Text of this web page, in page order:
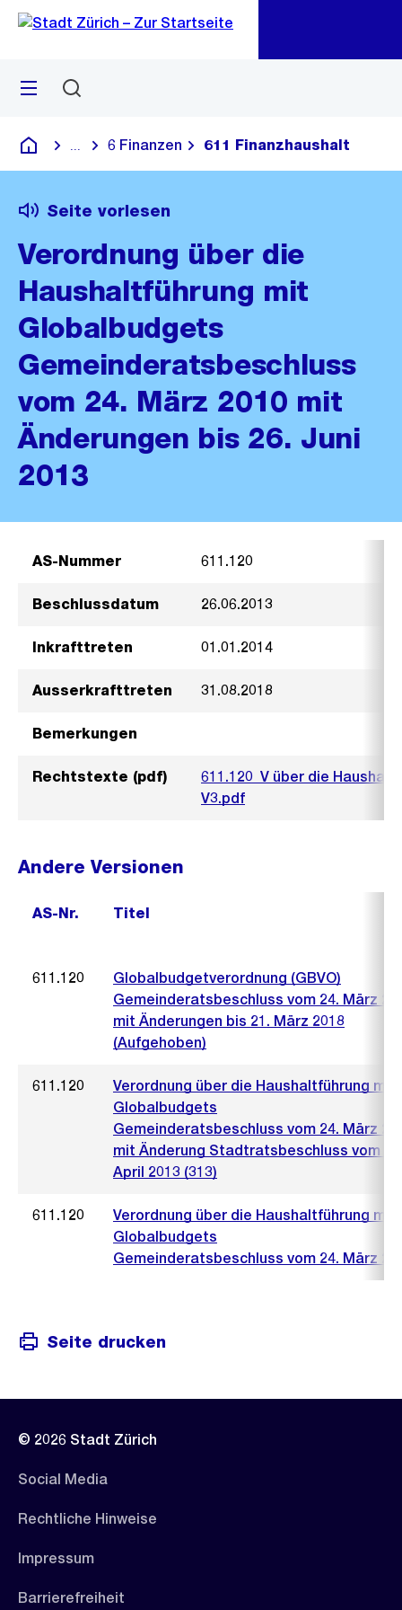
Navigation
Sprunglink
Menü
Deutsch
Blende alle Breadcrumbs ein
6 Finanzen 611 Finanzhaushalt
Seite vorlesen
Verordnung über die
Haushaltführung mit
Globalbudgets
Gemeinderatsbeschluss
vom 24. März 2010 mit
Änderungen bis 26. Juni
2013
AS-Nummer 611.120
Beschlussdatum 26.06.2013
Inkrafttreten 01.01.2014
Ausserkrafttreten 31.08.2018
Bemerkungen
Rechtstexte (pdf)
611.120_V über die
V3.pdf
Andere Versionen
AS-Nr. Titel
611.120
Globalbudgetverordnung (GBVO)
Gemeinderatsbeschluss vom 24. März
mit Änderungen bis 21. März 2018
(Aufgehoben)
611.120
Verordnung über die Haushaltführung mit
Globalbudgets
Gemeinderatsbeschluss vom 24. März
mit Änderung Stadtratsbeschluss vom
April 2013 (313)
611.120
Verordnung über die Haushaltführung mit
Globalbudgets
Gemeinderatsbeschluss vom 24. März
Seite drucken
© 2026 Stadt Zürich
Social Media
Rechtliche Hinweise
Impressum
Barrierefreiheit